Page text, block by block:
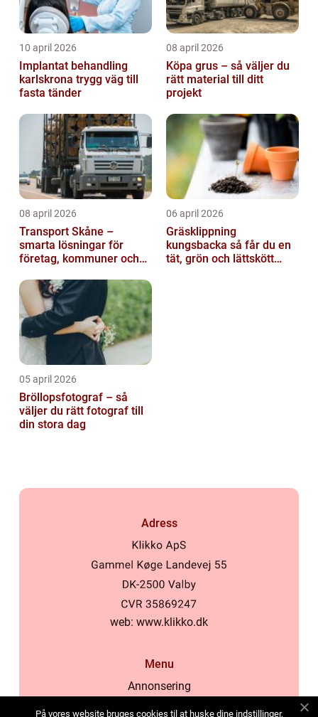
10 april 2026
Implantat behandling
karlskrona trygg väg till
fasta tänder
08 april 2026
Köpa grus – så väljer du
rätt material till ditt
projekt
08 april 2026
Transport Skåne –
smarta lösningar för
företag, kommuner och
06 april 2026
Gräsklippning
kungsbacka så får du en
tät, grön och lättskött
05 april 2026
Bröllopsfotograf – så
väljer du rätt fotograf till
din stora dag
Adress
web: www.klikko.dk
Menu
Annonsering
På vores website bruges cookies til at huske dine indstillinger,